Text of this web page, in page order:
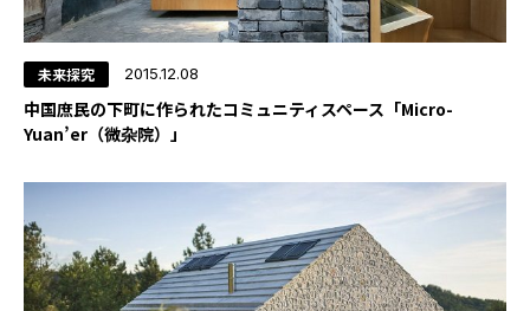
未来探究 2015.12.08
中国庶民の下町に作られたコミュニティスペース「Micro-
Yuan’er（微杂院）」